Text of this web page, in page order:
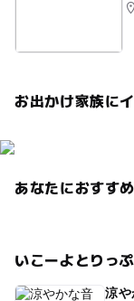
お出かけ家族に
あなたにおすす
いこーよとりっ
涼や